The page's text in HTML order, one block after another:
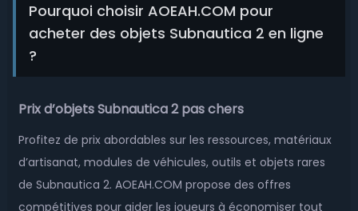
Pourquoi choisir AOEAH.COM pour
acheter des objets Subnautica 2 en ligne
?
Prix d’objets Subnautica 2 pas chers
Profitez de prix abordables sur les ressources, matériaux
d’artisanat, modules de véhicules, outils et objets rares
de Subnautica 2. AOEAH.COM propose des offres
compétitives pour aider les joueurs à économiser tout